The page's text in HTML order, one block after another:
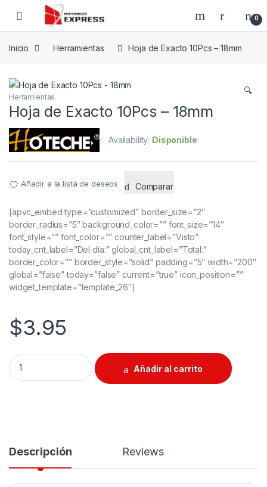
Skip to navigation
Skip to content
0
Inicio Herramientas Hoja de Exacto 10Pcs – 18mm
🔍
Herramientas
Hoja de Exacto 10Pcs – 18mm
Availability: Disponible
Añadir a la lista de deseos Comparar
[apvc_embed type=”customized” border_size=”2″
border_radius=”5″ background_color=”” font_size=”14″
font_style=”” font_color=”” counter_label=”Visto”
today_cnt_label=”Del día:” global_cnt_label=”Total:”
border_color=”” border_style=”solid” padding=”5″ width=”200″
global=”false” today=”false” current=”true” icon_position=””
widget_template=”template_26″]
$3.95
Hoja de Exacto 10Pcs - 18mm quantity
Añadir al carrito
Descripción Reviews